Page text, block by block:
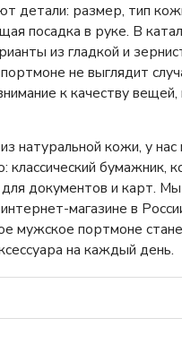
детали: размер, тип
посадка в руке. В
из гладкой и
не выглядит
к качеству
натуральной кожи, у
бумажник,
документов и карт.
магазине в
мужское портмоне
на каждый день.